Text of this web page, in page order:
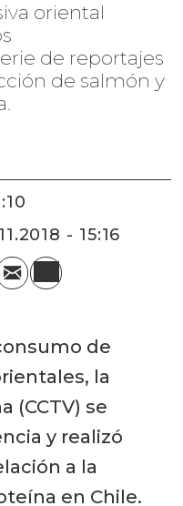
oriental
de reportajes
de salmón y
- 15:16
de
la
(CCTV) se
y realizó
a la
en Chile.